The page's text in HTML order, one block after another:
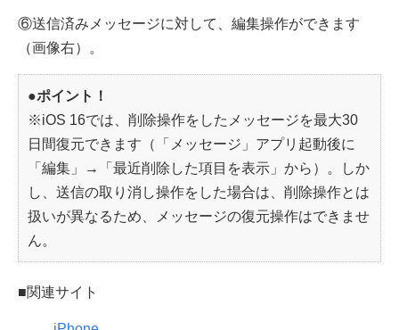
⑥送信済みメッセージに対して、編集操作ができます
（画像右）。
●ポイント！
※iOS 16では、削除操作をしたメッセージを最大30
日間復元できます（「メッセージ」アプリ起動後に
「編集」→「最近削除した項目を表示」から）。しか
し、送信の取り消し操作をした場合は、削除操作とは
扱いが異なるため、メッセージの復元操作はできませ
ん。
■関連サイト